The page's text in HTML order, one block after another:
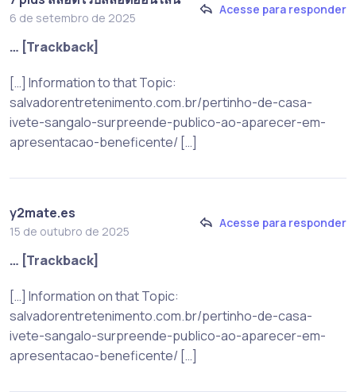
6 de setembro de 2025
Acesse para responder
… [Trackback]
[…] Information to that Topic:
salvadorentretenimento.com.br/pertinho-de-casa-
ivete-sangalo-surpreende-publico-ao-aparecer-em-
apresentacao-beneficente/ […]
y2mate.es
15 de outubro de 2025
Acesse para responder
… [Trackback]
[…] Information on that Topic:
salvadorentretenimento.com.br/pertinho-de-casa-
ivete-sangalo-surpreende-publico-ao-aparecer-em-
apresentacao-beneficente/ […]